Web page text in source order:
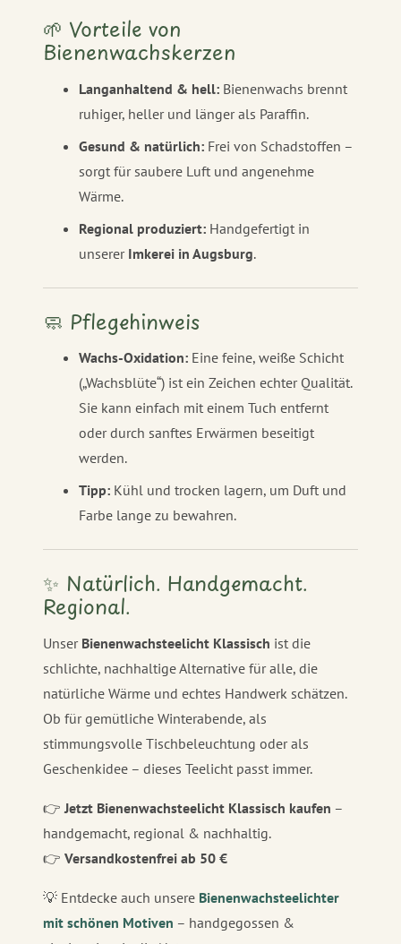
🌱 Vorteile von
Bienenwachskerzen
Langanhaltend & hell: Bienenwachs brennt
ruhiger, heller und länger als Paraffin.
Gesund & natürlich: Frei von Schadstoffen –
sorgt für saubere Luft und angenehme
Wärme.
Regional produziert: Handgefertigt in
unserer Imkerei in Augsburg.
🧼 Pflegehinweis
Wachs-Oxidation: Eine feine, weiße Schicht
(„Wachsblüte“) ist ein Zeichen echter Qualität.
Sie kann einfach mit einem Tuch entfernt
oder durch sanftes Erwärmen beseitigt
werden.
Tipp: Kühl und trocken lagern, um Duft und
Farbe lange zu bewahren.
✨ Natürlich. Handgemacht.
Regional.
Unser Bienenwachsteelicht Klassisch ist die
schlichte, nachhaltige Alternative für alle, die
natürliche Wärme und echtes Handwerk schätzen.
Ob für gemütliche Winterabende, als
stimmungsvolle Tischbeleuchtung oder als
Geschenkidee – dieses Teelicht passt immer.
👉 Jetzt Bienenwachsteelicht Klassisch kaufen –
handgemacht, regional & nachhaltig.
👉 Versandkostenfrei ab 50 €
💡 Entdecke auch unsere Bienenwachsteelichter
mit schönen Motiven – handgegossen &